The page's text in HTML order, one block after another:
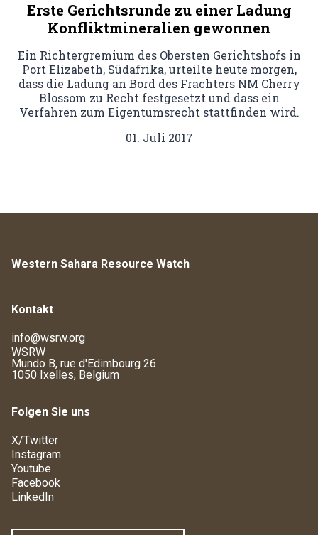
Erste Gerichtsrunde zu einer Ladung
Konfliktmineralien gewonnen
Ein Richtergremium des Obersten Gerichtshofs in
Port Elizabeth, Südafrika, urteilte heute morgen,
dass die Ladung an Bord des Frachters NM Cherry
Blossom zu Recht festgesetzt und dass ein
Verfahren zum Eigentumsrecht stattfinden wird.
01. Juli 2017
Western Sahara Resource Watch
Kontakt
info@wsrw.org
WSRW
Mundo B, rue d'Edimbourg 26
1050 Ixelles, Belgium
Folgen Sie uns
X/Twitter
Instagram
Youtube
Facebook
LinkedIn